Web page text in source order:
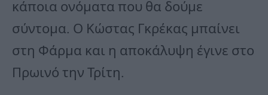
κάποια ονόματα που θα δούμε
σύντομα. Ο Κώστας Γκρέκας μπαίνει
στη Φάρμα και η αποκάλυψη έγινε στο
Πρωινό την Τρίτη.